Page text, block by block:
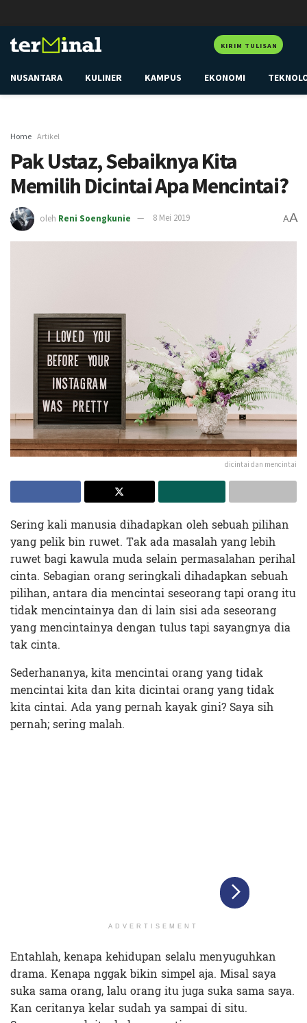
KIRIM TULISAN
NUSANTARA KULINER KAMPUS EKONOMI
Home Artikel
Pak Ustaz, Sebaiknya Kita
Memilih Dicintai Apa Mencintai?
oleh Reni Soengkunie 8 Mei 2019 AA
dicintai dan mencintai
Sering kali manusia dihadapkan oleh sebuah pilihan
yang pelik bin ruwet. Tak ada masalah yang lebih
ruwet bagi kawula muda selain permasalahan perihal
cinta. Sebagian orang seringkali dihadapkan sebuah
pilihan, antara dia mencintai seseorang tapi orang itu
tidak mencintainya dan di lain sisi ada seseorang
yang mencintainya dengan tulus tapi sayangnya dia
tak cinta.
Sederhananya, kita mencintai orang yang tidak
mencintai kita dan kita dicintai orang yang tidak
kita cintai. Ada yang pernah kayak gini? Saya sih
pernah; sering malah.
ADVERTISEMENT
Entahlah, kenapa kehidupan selalu menyuguhkan
drama. Kenapa nggak bikin simpel aja. Misal saya
suka sama orang, lalu orang itu juga suka sama saya.
Kan ceritanya kelar sudah ya sampai di situ.